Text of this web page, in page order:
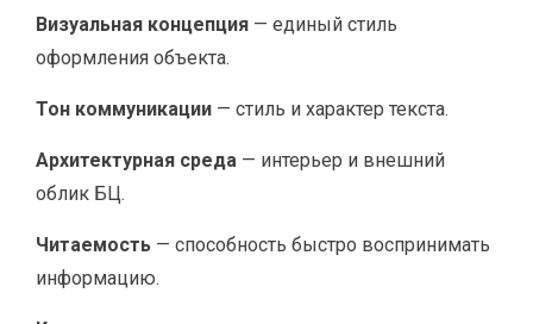
Визуальная концепция — единый стиль
оформления объекта.
Тон коммуникации — стиль и характер текста.
Архитектурная среда — интерьер и внешний
облик БЦ.
Читаемость — способность быстро воспринимать
информацию.